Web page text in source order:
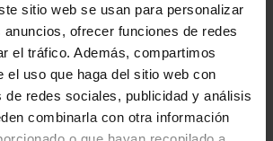
sitio web se usan para personalizar
ofrecer funciones de redes
el tráfico. Además, compartimos
el uso que haga del sitio web con
de redes sociales, publicidad y análisis
combinarla con otra información
ANFRAGEN
2-3 Tage